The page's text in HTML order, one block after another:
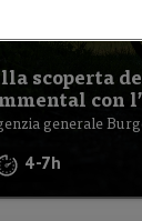
scoperta
con
generale
4-7h